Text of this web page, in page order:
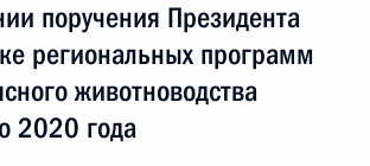
поручения Президента
региональных программ
животноводства
2020 года